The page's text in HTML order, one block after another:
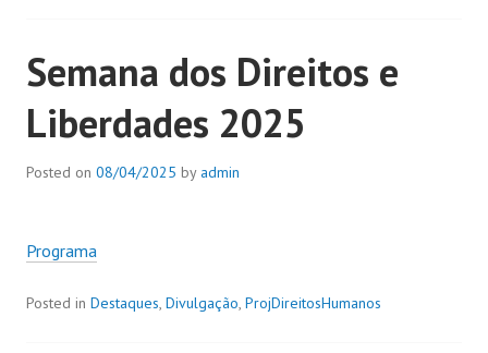
Semana dos Direitos e
Liberdades 2025
Posted on 08/04/2025 by admin
Programa
Posted in Destaques, Divulgação, ProjDireitosHumanos